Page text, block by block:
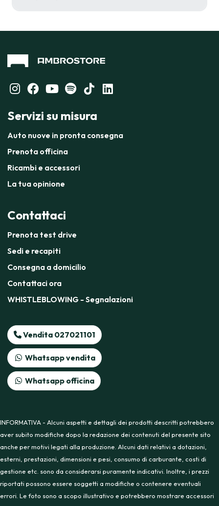
Servizi su misura
Auto nuove in pronta consegna
Prenota officina
Ricambi e accessori
La tua opinione
Contattaci
Prenota test drive
Sedi e recapiti
Consegna a domicilio
Contattaci ora
WHISTLEBLOWING - Segnalazioni
Vendita 027021101
Whatsapp vendita
Whatsapp officina
INFORMATIVA - Alcuni aspetti e dettagli dei prodotti descritti potrebbero
aver subito modifiche dopo la redazione dei contenuti del presente sito
anche per motivi legati alla produzione. Alcuni dati relativi a dotazioni,
esterni, prestazioni, dimensioni e pesi, consumo di carburante, costi di
gestione etc. sono da considerarsi puramente indicativi. Inoltre, i prezzi
riportati possono essere soggetti a modifiche o contenere eventuali
errori. Le foto sono a scopo illustrativo e potrebbero mostrare accessori